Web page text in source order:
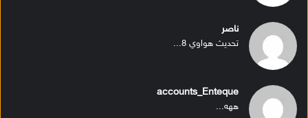
ناصر
تحديث هواوي 8...
accounts_Enteque
ههه...